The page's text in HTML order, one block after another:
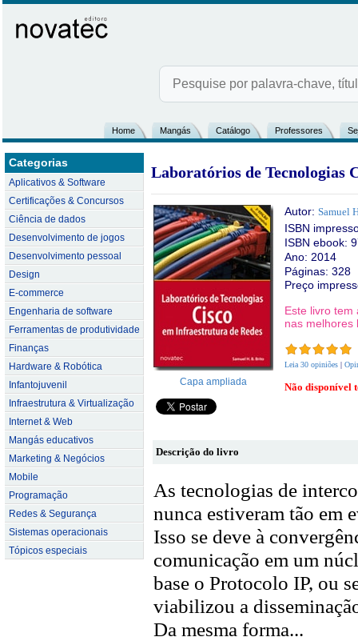
Home Mangás Catálogo Professores
Categorias
Aplicativos & Software
Certificações & Concursos
Ciência de dados
Desenvolvimento de jogos
Desenvolvimento pessoal
Design
E-commerce
Engenharia de software
Ferramentas de produtividade
Finanças
Hardware & Robótica
Infantojuvenil
Infraestrutura & Virtualização
Internet & Web
Mangás educativos
Marketing & Negócios
Mobile
Programação
Redes & Segurança
Sistemas operacionais
Tópicos especiais
Laboratórios de Tecnologias
Capa ampliada
Autor: Samuel
ISBN
ISBN ebook:
Ano: 2014
Páginas: 328
Preço
Este livro
nas melhores
Leia 30 opiniões |
Não disponível
Descrição do livro
As tecnologias de
nunca estiveram tão em
Isso se deve à
comunicação em um
base o Protocolo IP, ou
viabilizou a
Da mesma forma...